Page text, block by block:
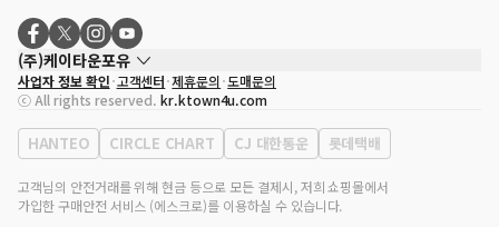
(주)케이타운포유
대표자
송효민
사업자등록번호
120-87-71116
통신판매업 신고번호 제2011-서울강남-02223
대표전화
02-552-9855
사업자 정보 확인 고객센터 제휴문의 도매문의
ⓒ All rights reserved. kr.ktown4u.com
HANTEO CIRCLE CHART CJ 대한통운 롯데택배
고객님의 안전거래를 위해 현금 등으로 모든 결제시, 저희 쇼핑몰에서
가입한 구매안전 서비스 (에스크로)를 이용하실 수 있습니다.